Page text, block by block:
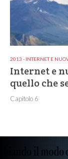
2013 - INTERNET E
Internet e
quello che
Capitolo 6